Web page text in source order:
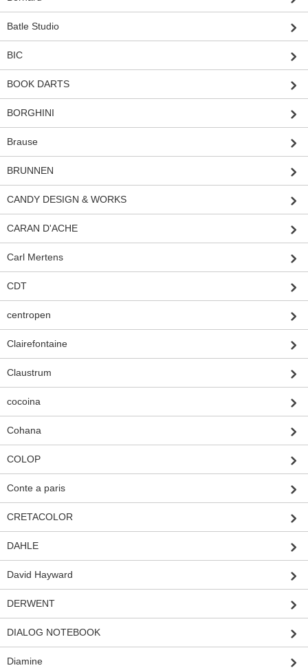
Batle Studio
BIC
BOOK DARTS
BORGHINI
Brause
BRUNNEN
CANDY DESIGN & WORKS
CARAN D'ACHE
Carl Mertens
CDT
centropen
Clairefontaine
Claustrum
cocoina
Cohana
COLOP
Conte a paris
CRETACOLOR
DAHLE
David Hayward
DERWENT
DIALOG NOTEBOOK
Diamine